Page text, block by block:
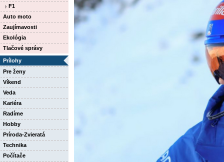
F1
Auto moto
Zaujímavosti
Ekológia
Tlačové správy
Prílohy
Pre ženy
Víkend
Veda
Kariéra
Radíme
Hobby
Príroda-Zvieratá
Technika
Počítače